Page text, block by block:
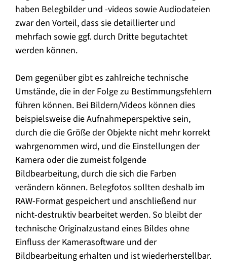
haben Belegbilder und -videos sowie Audiodateien
zwar den Vorteil, dass sie detaillierter und
mehrfach sowie ggf. durch Dritte begutachtet
werden können.
Dem gegenüber gibt es zahlreiche technische
Umstände, die in der Folge zu Bestimmungsfehlern
führen können. Bei Bildern/Videos können dies
beispielsweise die Aufnahmeperspektive sein,
durch die die Größe der Objekte nicht mehr korrekt
wahrgenommen wird, und die Einstellungen der
Kamera oder die zumeist folgende
Bildbearbeitung, durch die sich die Farben
verändern können. Belegfotos sollten deshalb im
RAW-Format gespeichert und anschließend nur
nicht-destruktiv bearbeitet werden. So bleibt der
technische Originalzustand eines Bildes ohne
Einfluss der Kamerasoftware und der
Bildbearbeitung erhalten und ist wiederherstellbar.